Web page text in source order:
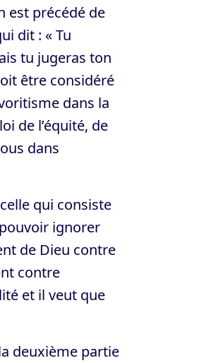
est précédé de
dit : « Tu
tu jugeras ton
être considéré
dans la
de l’équité, de
dans
qui consiste
ignorer
de Dieu contre
contre
et il veut que
deuxième partie